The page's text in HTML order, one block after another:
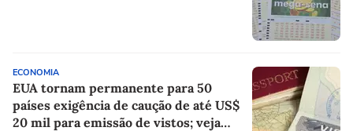
ECONOMIA
EUA tornam permanente para 50
países exigência de caução de até US$
20 mil para emissão de vistos; veja